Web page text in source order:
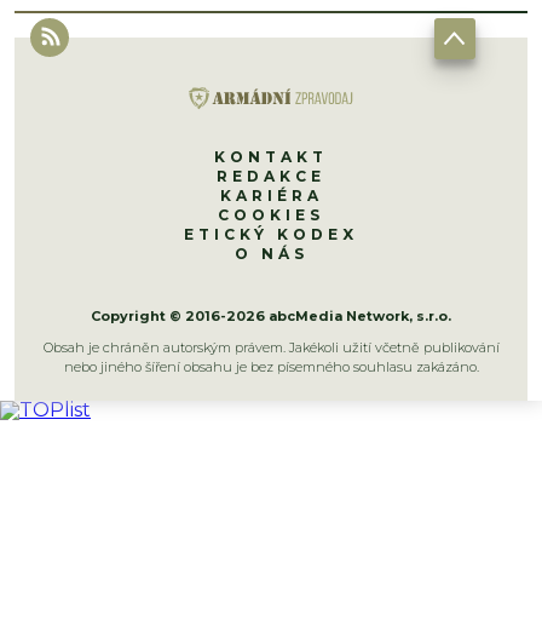
KONTAKT
REDAKCE
KARIÉRA
COOKIES
ETICKÝ KODEX
O NÁS
Copyright © 2016-2026 abcMedia Network, s.r.o.
Obsah je chráněn autorským právem. Jakékoli užití včetně publikování
nebo jiného šíření obsahu je bez písemného souhlasu zakázáno.